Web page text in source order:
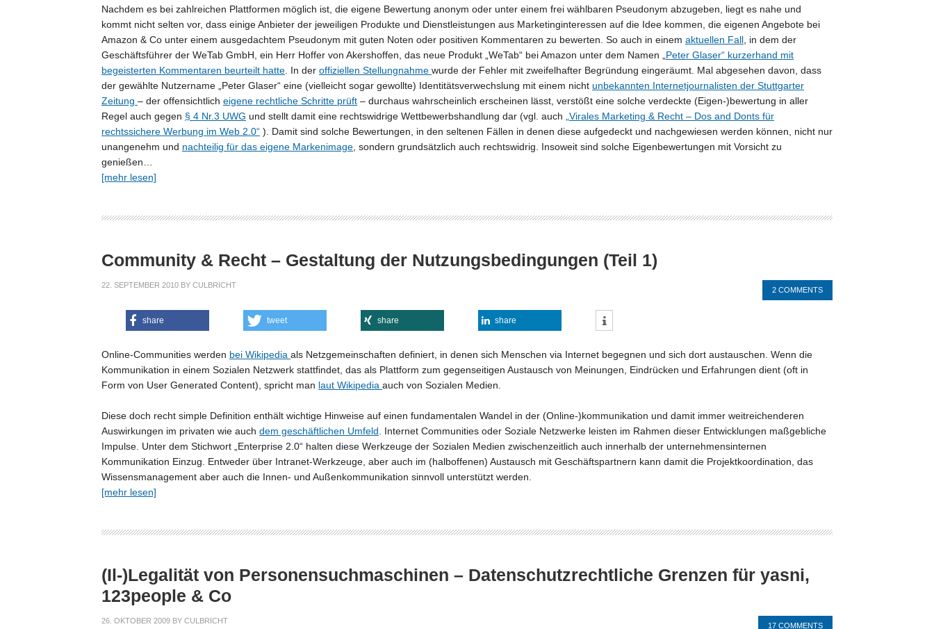
Nachdem es bei zahlreichen Plattformen möglich ist, die eigene Bewertung anonym oder unter einem frei wählbaren Pseudonym abzugeben, liegt es nahe und
kommt nicht selten vor, dass einige Anbieter der jeweiligen Produkte und Dienstleistungen aus Marketinginteressen auf die Idee kommen, die eigenen Angebote bei
Amazon & Co unter einem ausgedachtem Pseudonym mit guten Noten oder positiven Kommentaren zu bewerten. So auch in einem aktuellen Fall , in dem der
Geschäftsführer der WeTab GmbH, ein Herr Hoffer von Akershoffen, das neue Produkt „WeTab“ bei Amazon unter dem Namen „ Peter Glaser“ kurzerhand mit
begeisterten Kommentaren beurteilt hatte . In der offiziellen Stellungnahme wurde der Fehler mit zweifelhafter Begründung eingeräumt. Mal abgesehen davon, dass
der gewählte Nutzername „Peter Glaser“ eine (vielleicht sogar gewollte) Identitätsverwechslung mit einem nicht unbekannten Internetjournalisten der Stuttgarter
Zeitung – der offensichtlich eigene rechtliche Schritte prüft – durchaus wahrscheinlich erscheinen lässt, verstößt eine solche verdeckte (Eigen-)bewertung in aller
Regel auch gegen § 4 Nr.3 UWG und stellt damit eine rechtswidrige Wettbewerbshandlung dar (vgl. auch
„Virales Marketing & Recht – Dos and Donts für
rechtssichere Werbung im Web 2.0“ ). Damit sind solche Bewertungen, in den seltenen Fällen in denen diese aufgedeckt und nachgewiesen werden können, nicht nur
unangenehm und nachteilig für das eigene Markenimage , sondern grundsätzlich auch rechtswidrig. Insoweit sind solche Eigenbewertungen mit Vorsicht zu
genießen…
[mehr lesen]
Community & Recht – Gestaltung der Nutzungsbedingungen (Teil 1)
22. SEPTEMBER 2010 BY CULBRICHT
2 COMMENTS
share tweet share share
Online-Communities werden bei Wikipedia als Netzgemeinschaften definiert, in denen sich Menschen via Internet begegnen und sich dort austauschen. Wenn die
Kommunikation in einem Sozialen Netzwerk stattfindet, das als Plattform zum gegenseitigen Austausch von Meinungen, Eindrücken und Erfahrungen dient (oft in
Form von User Generated Content), spricht man laut Wikipedia auch von Sozialen Medien.
Diese doch recht simple Definition enthält wichtige Hinweise auf einen fundamentalen Wandel in der (Online-)kommunikation und damit immer weitreichenderen
Auswirkungen im privaten wie auch dem geschäftlichen Umfeld. Internet Communities oder Soziale Netzwerke leisten im Rahmen dieser Entwicklungen maßgebliche
Impulse. Unter dem Stichwort „Enterprise 2.0“ halten diese Werkzeuge der Sozialen Medien zwischenzeitlich auch innerhalb der unternehmensinternen
Kommunikation Einzug. Entweder über Intranet-Werkzeuge, aber auch im (halboffenen) Austausch mit Geschäftspartnern kann damit die Projektkoordination, das
Wissensmanagement aber auch die Innen- und Außenkommunikation sinnvoll unterstützt werden.
[mehr lesen]
(Il-)Legalität von Personensuchmaschinen – Datenschutzrechtliche Grenzen für yasni,
123people & Co
26. OKTOBER 2009 BY CULBRICHT
17 COMMENTS